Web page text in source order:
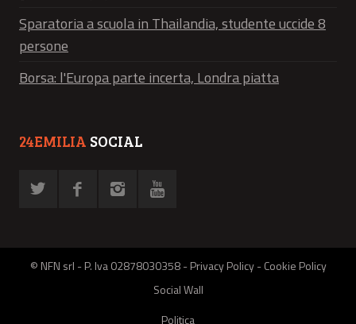
Sparatoria a scuola in Thailandia, studente uccide 8
persone
Borsa: l'Europa parte incerta, Londra piatta
24EMILIA SOCIAL
© NFN srl - P. Iva 02878030358 -Privacy Policy-Cookie Policy
Social Wall
Politica